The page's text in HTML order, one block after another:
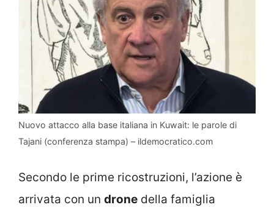
Nuovo attacco alla base italiana in Kuwait: le parole di
Tajani (conferenza stampa) – ildemocratico.com
Secondo le prime ricostruzioni, l’azione è
arrivata con un drone della famiglia